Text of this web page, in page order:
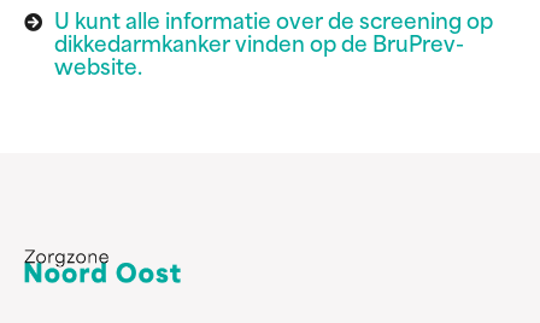
U kunt alle informatie over de screening op
dikkedarmkanker vinden op de BruPrev-
website.